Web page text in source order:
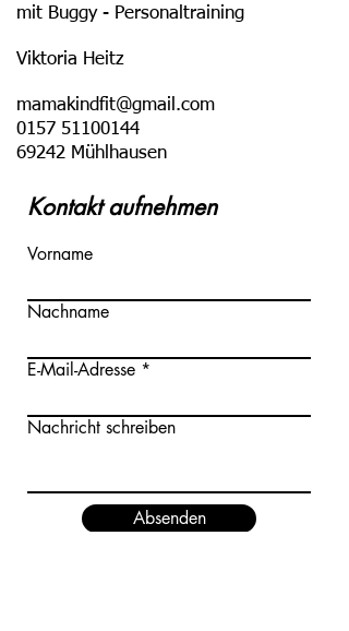
mit Buggy - Personaltraining
Viktoria Heitz
mamakindfit@gmail.com
0157 51100144
69242 Mühlhausen
Kontakt aufnehmen
Vorname
Nachname
E-Mail-Adresse
Nachricht schreiben
Absenden